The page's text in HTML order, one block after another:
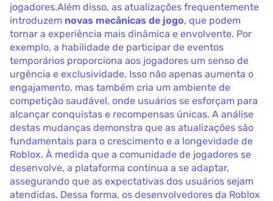
jogadores.Além disso, as atualizações frequentemente
introduzem novas mecânicas de jogo, que podem
tornar a experiência mais dinâmica e envolvente. Por
exemplo, a habilidade de participar de eventos
temporários proporciona aos jogadores um senso de
urgência e exclusividade. Isso não apenas aumenta o
engajamento, mas também cria um ambiente de
competição saudável, onde usuários se esforçam para
alcançar conquistas e recompensas únicas. A análise
destas mudanças demonstra que as atualizações são
fundamentais para o crescimento e a longevidade de
Roblox. À medida que a comunidade de jogadores se
desenvolve, a plataforma continua a se adaptar,
assegurando que as expectativas dos usuários sejam
atendidas. Dessa forma, os desenvolvedores da Roblox